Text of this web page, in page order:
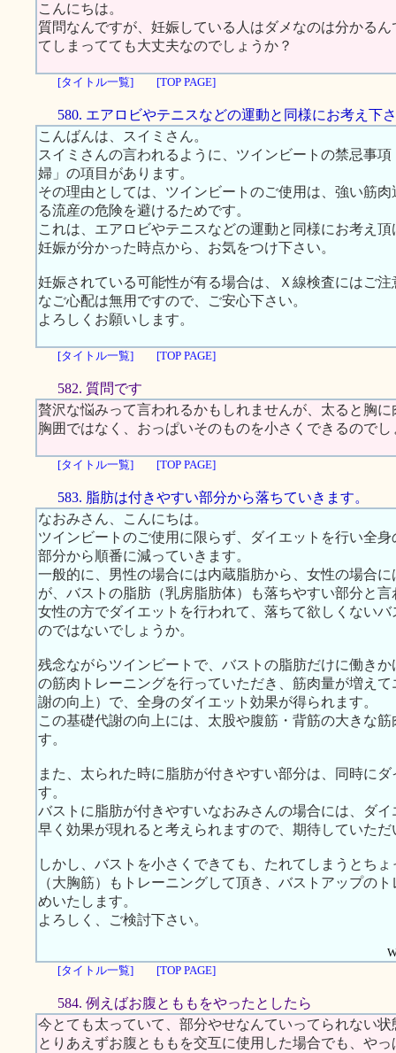
こんにちは。
質問なんですが、妊娠している人はダメなのは分かる
てしまってても大丈夫なのでしょうか？
[タイトル一覧] [TOP PAGE]
580. エアロビやテニスなどの運動と同様にお考え下
こんばんは、スイミさん。
スイミさんの言われるように、ツインビートの禁忌事
婦」の項目があります。
その理由としては、ツインビートのご使用は、強い筋
る流産の危険を避けるためです。
これは、エアロビやテニスなどの運動と同様にお考え
妊娠が分かった時点から、お気をつけ下さい。
妊娠されている可能性が有る場合は、Ｘ線検査にはご
なご心配は無用ですので、ご安心下さい。
よろしくお願いします。
[タイトル一覧] [TOP PAGE]
582. 質問です
贅沢な悩みって言われるかもしれませんが、太ると胸
胸囲ではなく、おっぱいそのものを小さくできるのでし
[タイトル一覧] [TOP PAGE]
583. 脂肪は付きやすい部分から落ちていきます。
なおみさん、こんにちは。
ツインビートのご使用に限らず、ダイエットを行い全
部分から順番に減っていきます。
一般的に、男性の場合には内蔵脂肪から、女性の場合
が、バストの脂肪（乳房脂肪体）も落ちやすい部分と言
女性の方でダイエットを行われて、落ちて欲しくない
のではないでしょうか。
残念ながらツインビートで、バストの脂肪だけに働き
の筋肉トレーニングを行っていただき、筋肉量が増え
謝の向上）で、全身のダイエット効果が得られます。
この基礎代謝の向上には、太股や腹筋・背筋の大きな
す。
また、太られた時に脂肪が付きやすい部分は、同時に
す。
バストに脂肪が付きやすいなおみさんの場合には、ダ
早く効果が現れると考えられますので、期待していた
しかし、バストを小さくできても、たれてしまうとち
（大胸筋）もトレーニングして頂き、バストアップの
めいたします。
よろしく、ご検討下さい。
[タイトル一覧]
[TOP PAGE]
584. 例えばお腹とももをやったとしたら
今とても太っていて、部分やせなんていってられない状
とりあえずお腹とももを交互に使用した場合でも、や